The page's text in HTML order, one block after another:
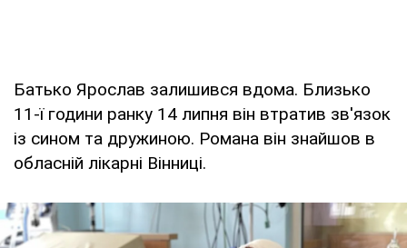
Батько Ярослав залишився вдома. Близько
11-ї години ранку 14 липня він втратив зв'язок
із сином та дружиною. Романа він знайшов в
обласній лікарні Вінниці.